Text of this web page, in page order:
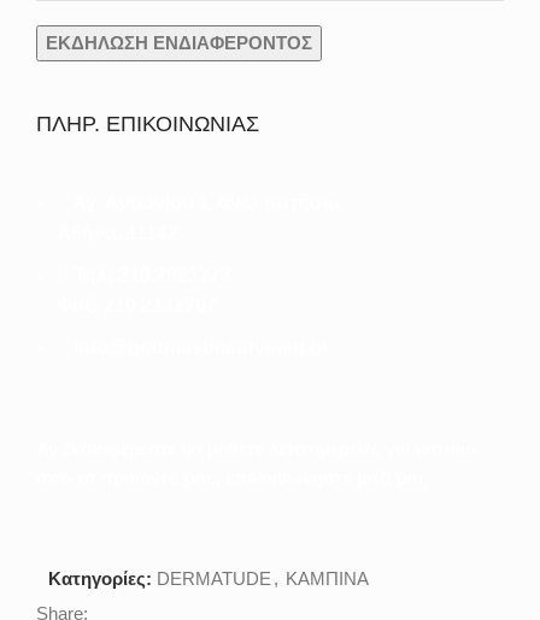
ΠΛΗΡ. ΕΠΙΚΟΙΝΩΝΙΑΣ
Κατηγορίες: DERMATUDE , ΚΑΜΠΙΝΑ
Share: